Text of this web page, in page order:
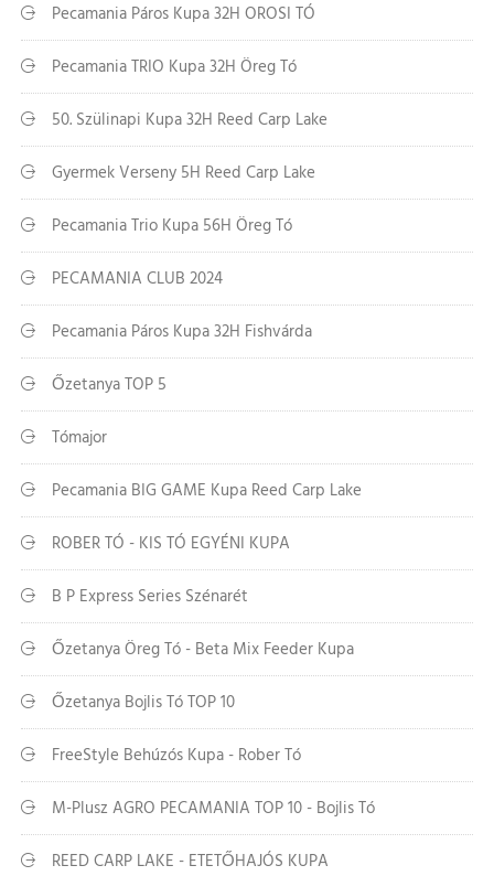
Pecamania Páros Kupa 32H OROSI TÓ
Pecamania TRIO Kupa 32H Öreg Tó
50. Szülinapi Kupa 32H Reed Carp Lake
Gyermek Verseny 5H Reed Carp Lake
Pecamania Trio Kupa 56H Öreg Tó
PECAMANIA CLUB 2024
Pecamania Páros Kupa 32H Fishvárda
Őzetanya TOP 5
Tómajor
Pecamania BIG GAME Kupa Reed Carp Lake
ROBER TÓ - KIS TÓ EGYÉNI KUPA
B P Express Series Szénarét
Őzetanya Öreg Tó - Beta Mix Feeder Kupa
Őzetanya Bojlis Tó TOP 10
FreeStyle Behúzós Kupa - Rober Tó
M-Plusz AGRO PECAMANIA TOP 10 - Bojlis Tó
REED CARP LAKE - ETETŐHAJÓS KUPA